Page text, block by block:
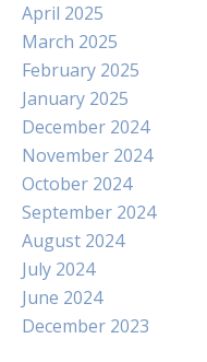
April 2025
March 2025
February 2025
January 2025
December 2024
November 2024
October 2024
September 2024
August 2024
July 2024
June 2024
December 2023